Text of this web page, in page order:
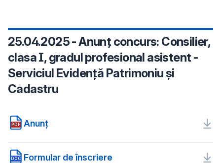
25.04.2025 - Anunț concurs: Consilier,
clasa I, gradul profesional asistent -
Serviciul Evidență Patrimoniu și
Cadastru
PDF Anunț
DOC Formular de înscriere